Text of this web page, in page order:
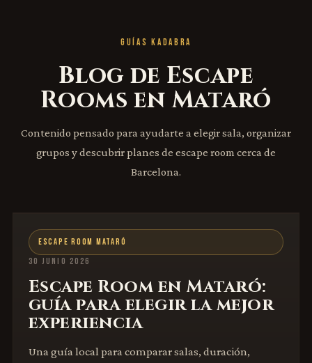
GUÍAS KADABRA
Blog de Escape
Rooms en Mataró
Contenido pensado para ayudarte a elegir sala, organizar
grupos y descubrir planes de escape room cerca de
Barcelona.
ESCAPE ROOM MATARÓ
30 JUNIO 2026
Escape Room en Mataró:
guía para elegir la mejor
experiencia
Una guía local para comparar salas, duración,